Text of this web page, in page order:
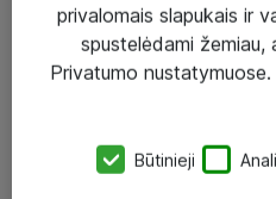
Atea ekspertų patarimai verslui
eShop@atea.lt
privalomais slapukais ir
spustelėdami
Privatumo nustatymuose.
Būtinieji